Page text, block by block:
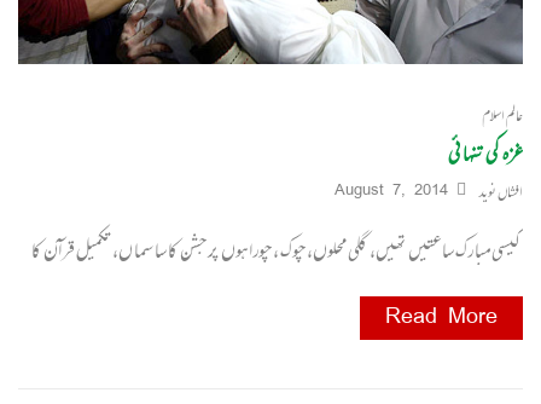
عالم اسلام
غزہ کی تنہائی
افشاں نوید August 7, 2014
کیسی مبا رک ساعتیں تھیں، گلی محلوں، چوک ، چورا ہوں پر جشن کا سا سما ں، تکمیل قرآن کا
Read More